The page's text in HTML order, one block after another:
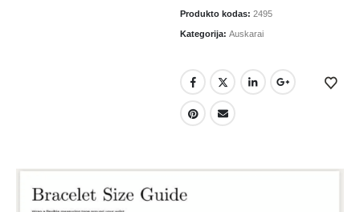
Produkto kodas: 2495
Kategorija: Auskarai